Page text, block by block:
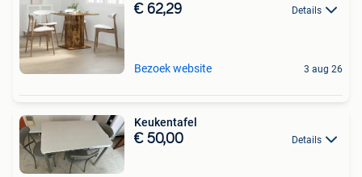
€ 62,29 Details
Bezoek website 3 aug 26
Keukentafel
€ 50,00 Details